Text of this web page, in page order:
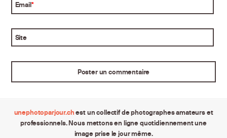
Email*
Site
unephotoparjour.chest un collectif de photographes amateurs et
professionnels. Nous mettons en ligne quotidiennement une
image prise le jour même.